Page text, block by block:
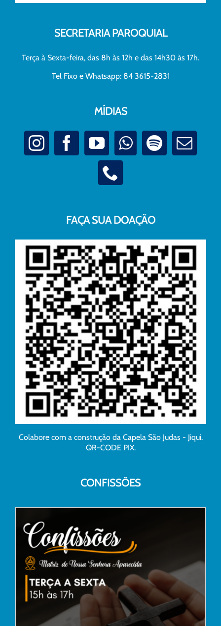
SECRETARIA PAROQUIAL
Terça à Sexta-feira, das 8h às 12h e das 14h30 às 17h.
Tel Fixo e Whatsapp: 84 3615-2831
MÍDIAS
FAÇA SUA DOAÇÃO
Colabore com a construção da Capela São Judas - Jiqui.
QR-CODE PIX.
CONFISSÕES